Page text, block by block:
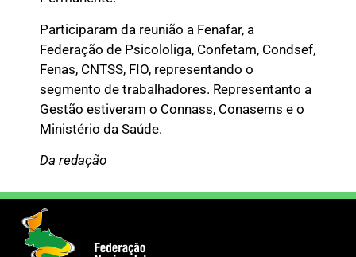
Participaram da reunião a Fenafar, a
Federação de Psicololiga, Confetam, Condsef,
Fenas, CNTSS, FIO, representando o
segmento de trabalhadores. Representanto a
Gestão estiveram o Connass, Conasems e o
Ministério da Saúde.
Da redação